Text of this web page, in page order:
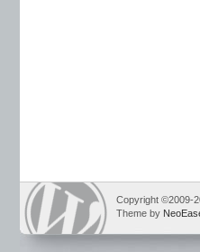
Copyright ©2009-
Theme by